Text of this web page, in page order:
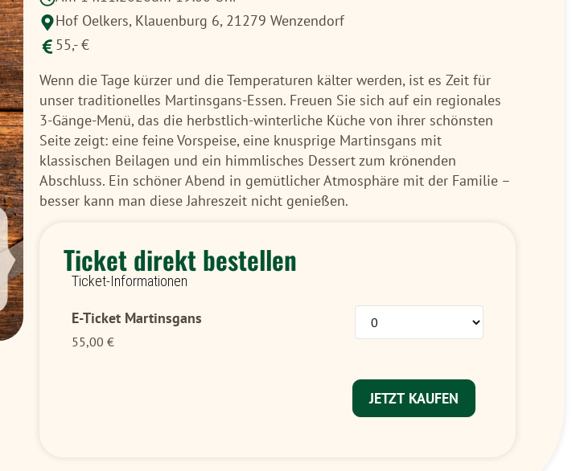
Hof Oelkers, Klauenburg 6, 21279 Wenzendorf
55,- €
Wenn die Tage kürzer und die Temperaturen kälter werden, ist es Zeit für
unser traditionelles Martinsgans-Essen. Freuen Sie sich auf ein regionales
3-Gänge-Menü, das die herbstlich-winterliche Küche von ihrer schönsten
Seite zeigt: eine feine Vorspeise, eine knusprige Martinsgans mit
klassischen Beilagen und ein himmlisches Dessert zum krönenden
Abschluss. Ein schöner Abend in gemütlicher Atmosphäre mit der Familie –
besser kann man diese Jahreszeit nicht genießen.
Ticket direkt bestellen
Ticket-Informationen
E-Ticket Martinsgans
55,00 €
JETZT KAUFEN